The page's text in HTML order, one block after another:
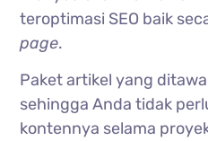
teroptimasi SEO baik
page.
Paket artikel yang
sehingga Anda tidak
kontennya selama